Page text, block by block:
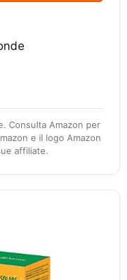
Consulta Amazon per
e il logo Amazon
affiliate.